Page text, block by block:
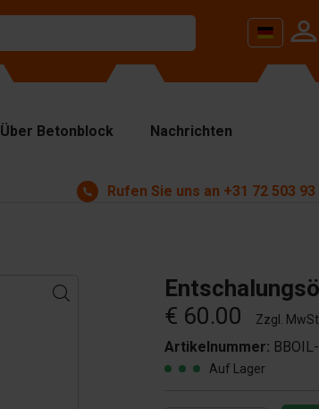
Über Betonblock Nachrichten
Rufen Sie uns an +31 72 503 93
€ 60.00
Zzgl. MwSt.
Artikelnummer:
Auf Lager